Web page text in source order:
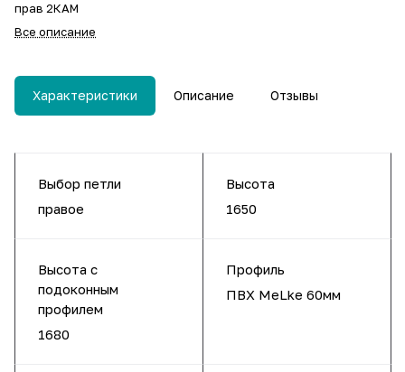
прав 2КАМ
Все описание
Характеристики Описание Отзывы
Выбор петли
правое
Высота
1650
Высота с
подоконным
профилем
1680
Профиль
ПВХ MeLke 60мм